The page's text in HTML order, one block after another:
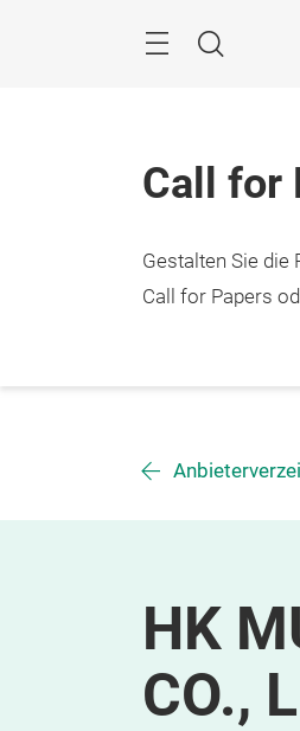
Suche
Call for
Gestalten Sie die
Call for Papers
HK
CO.,